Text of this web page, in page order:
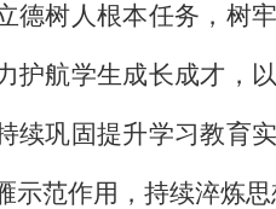
德树人根本任务，树
护航学生成长成才，
续巩固提升学习教育
示范作用，持续淬炼